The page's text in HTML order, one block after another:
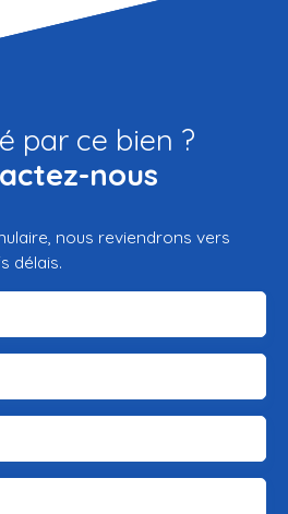
par ce bien ?
nous
nous reviendrons vers
délais.